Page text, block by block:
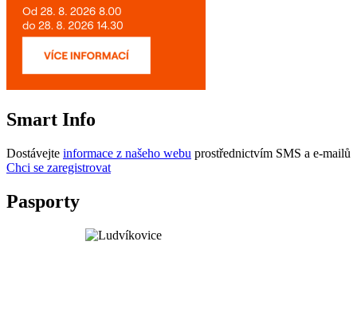
Smart Info
Dostávejte informace z našeho webu prostřednictvím SMS a e-mailů
Chci se zaregistrovat
Pasporty